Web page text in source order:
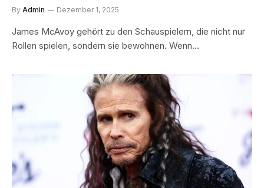
By Admin Dezember 1, 2025
James McAvoy gehört zu den Schauspielern, die nicht nur
Rollen spielen, sondern sie bewohnen. Wenn…